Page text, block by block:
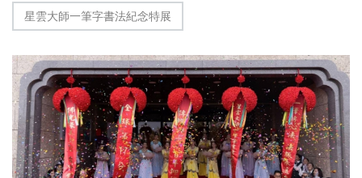
星雲大師一筆字書法紀念特展